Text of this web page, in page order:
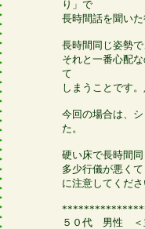
り」で
長時間話を聞いた
長時間同じ姿勢
それと一番心配
て
しまうことです
今回の場合は、
た。
硬い床で長時間
多少行儀が悪く
に注意してくださ
５０代 男性 ＜